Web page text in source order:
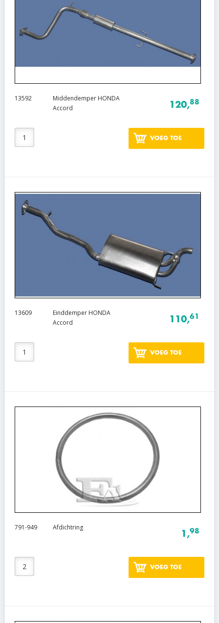
13592
Middendemper HONDA
Accord
120,88
VOEG TOE
13609
Einddemper HONDA
Accord
110,61
VOEG TOE
791-949 Afdichtring
1,98
VOEG TOE